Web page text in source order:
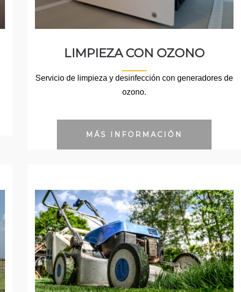
LIMPIEZA CON OZONO
Servicio de limpieza y desinfección con generadores de
ozono.
MÁS INFORMACIÓN